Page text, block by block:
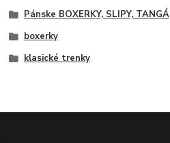
Pánske BOXERKY, SLIPY, TANGÁ
boxerky
klasické trenky